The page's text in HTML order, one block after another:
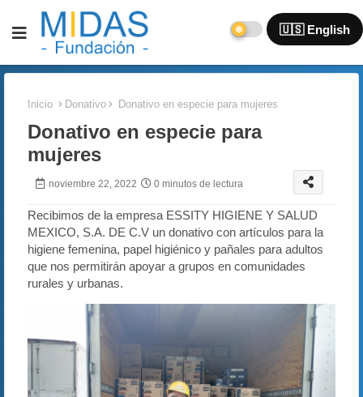
🇺🇸 English
Inicio Donativo Donativo en especie para mujeres
Donativo en especie para
mujeres
noviembre 22, 2022 0 minutos de lectura
Recibimos de la empresa ESSITY HIGIENE Y SALUD
MEXICO, S.A. DE C.V un donativo con artículos para la
higiene femenina, papel higiénico y pañales para adultos
que nos permitirán apoyar a grupos en comunidades
rurales y urbanas.